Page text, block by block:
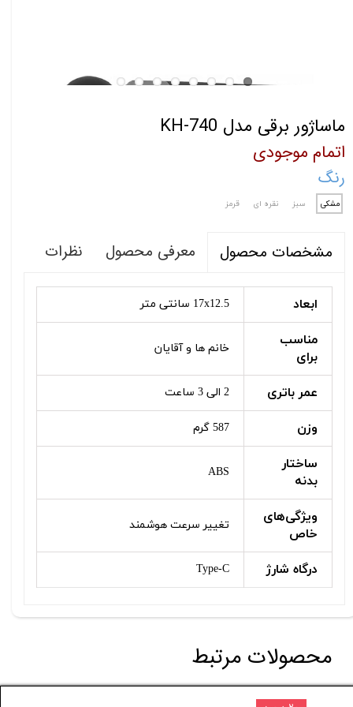
ماساژور برقی مدل KH-740
اتمام موجودی
رنگ
مشکی سبز نقره ای قرمز
مشخصات محصول معرفی محصول نظرات
ابعاد 17x12.5 سانتی متر
مناسب
برای
خانم ها و آقایان
عمر باتری 2 الی 3 ساعت
وزن 587 گرم
ساختار
بدنه
ABS
ویژگی‌های
خاص
تغییر سرعت هوشمند
درگاه شارژ Type-C
محصولات مرتبط